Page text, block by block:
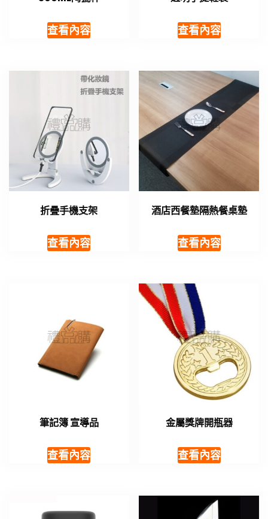
查看內容 查看內容
折疊手機支架
查看內容
酒店西餐墊隔熱餐桌墊
查看內容
筆記簿 宣導品
查看內容
金屬獎牌開瓶器
查看內容